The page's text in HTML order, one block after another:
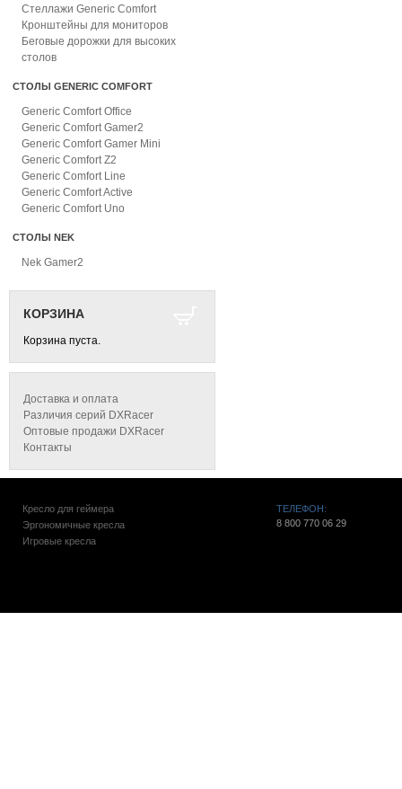
Стеллажи Generic Comfort
Кронштейны для мониторов
Беговые дорожки для высоких
столов
СТОЛЫ GENERIC COMFORT
Generic Comfort Office
Generic Comfort Gamer2
Generic Comfort Gamer Mini
Generic Comfort Z2
Generic Comfort Line
Generic Comfort Active
Generic Comfort Uno
СТОЛЫ NEK
Nek Gamer2
КОРЗИНА
Корзина пуста.
Доставка и оплата
Различия серий DXRacer
Оптовые продажи DXRacer
Контакты
Кресло для геймера
Эргономичные кресла
Игровые кресла
ТЕЛЕФОН:
8 800 770 06 29